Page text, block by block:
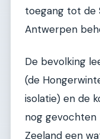
toegang tot de
Antwerpen
De bevolking
(de
isolatie) en de
nog gevochten
Zeeland een